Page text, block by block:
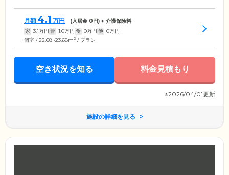
月額 4.1 万円 (入居金 0円) + 介護保険料
家 3.1万円 管 1.0万円 食 0万円 他 0万円
個室 / 22.68~23.68m2 / プラン
空き状況を知る 料金見積もり
※2026/04/01更新
施設の詳細を見る